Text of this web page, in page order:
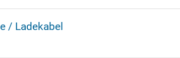
/ Ladekabel